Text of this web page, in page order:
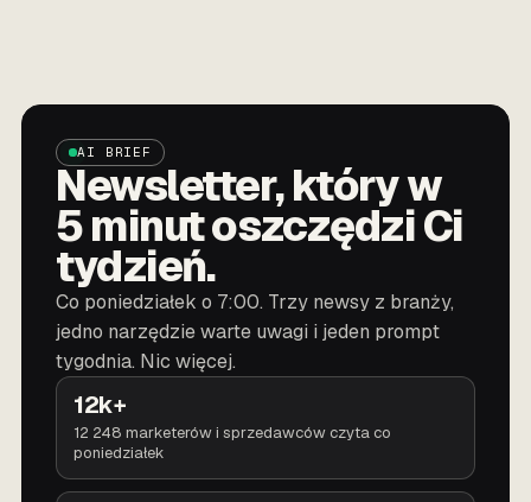
AI BRIEF
Newsletter, który w
5 minut oszczędzi Ci
tydzień.
Co poniedziałek o 7:00. Trzy newsy z branży,
jedno narzędzie warte uwagi i jeden prompt
tygodnia. Nic więcej.
12k+
12 248 marketerów i sprzedawców czyta co
poniedziałek